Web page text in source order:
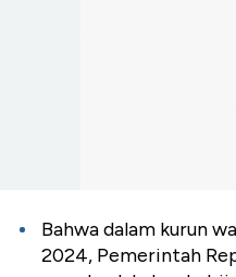
Bahwa dalam kurun
2024, Pemerintah